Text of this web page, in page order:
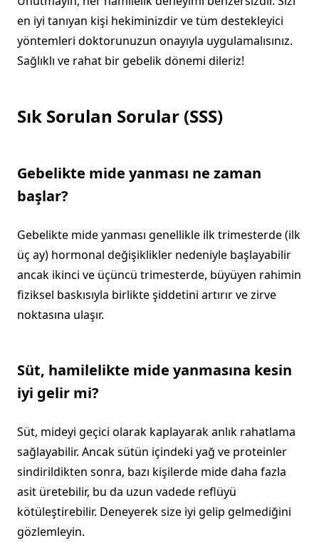
en iyi tanıyan kişi hekiminizdir ve tüm destekleyici
yöntemleri doktorunuzun onayıyla uygulamalısınız.
Sağlıklı ve rahat bir gebelik dönemi dileriz!
Sık Sorulan Sorular (SSS)
Gebelikte mide yanması ne zaman
başlar?
Gebelikte mide yanması genellikle ilk trimesterde (ilk
üç ay) hormonal değişiklikler nedeniyle başlayabilir
ancak ikinci ve üçüncü trimesterde, büyüyen rahimin
fiziksel baskısıyla birlikte şiddetini artırır ve zirve
noktasına ulaşır.
Süt, hamilelikte mide yanmasına kesin
iyi gelir mi?
Süt, mideyi geçici olarak kaplayarak anlık rahatlama
sağlayabilir. Ancak sütün içindeki yağ ve proteinler
sindirildikten sonra, bazı kişilerde mide daha fazla
asit üretebilir, bu da uzun vadede reflüyü
kötüleştirebilir. Deneyerek size iyi gelip gelmediğini
gözlemleyin.